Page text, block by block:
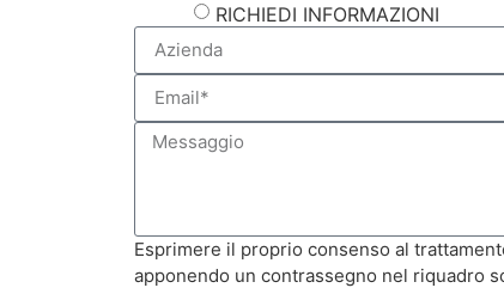
RICHIEDI INFORMAZIONI
Esprimere il proprio consenso al
apponendo un contrassegno nel riquadro